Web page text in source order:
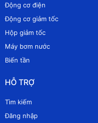
Động cơ điện
Động cơ giảm tốc
Hộp giảm tốc
Máy bơm nước
Biến tần
HỖ TRỢ
Tìm kiếm
Đăng nhập